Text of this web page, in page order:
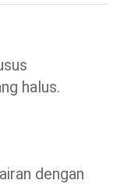
halus.
dengan